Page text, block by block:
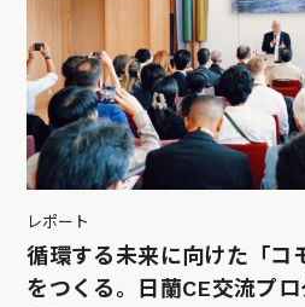
レポート
循環する未来に向けた「コ
をつくる。日蘭CE交流プ